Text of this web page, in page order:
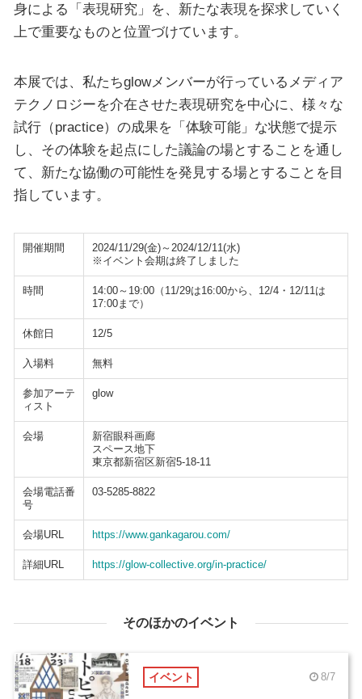
身による「表現研究」を、新たな表現を探求していく
上で重要なものと位置づけています。
本展では、私たちglowメンバーが行っているメディア
テクノロジーを介在させた表現研究を中心に、様々な
試行（practice）の成果を「体験可能」な状態で提示
し、その体験を起点にした議論の場とすることを通し
て、新たな協働の可能性を発見する場とすることを目
指しています。
開催期間
2024/11/29(金)～2024/12/11(水)
※イベント会期は終了しました
時間
14:00～19:00（11/29は16:00から、12/4・12/11は
17:00まで）
休館日 12/5
入場料 無料
参加アーテ
ィスト
glow
会場
新宿眼科画廊
スペース地下
東京都新宿区新宿5-18-11
会場電話番
号
03-5285-8822
会場URL https://www.gankagarou.com/
詳細URL https://glow-collective.org/in-practice/
そのほかのイベント
イベント 8/7